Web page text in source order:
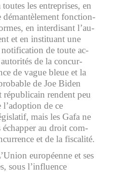
les en­tre­prises, en
dé­man­tè­le­ment fonc­tion­
en in­ter­di­sant l’au­
et en ins­ti­tuant une
de toute ac­
de la concur­
de vague bleue et la
de Joe Biden
ré­pu­bli­cain rendent peu
l’adop­tion de ce
mais les Gafa ne
au droit com­
et de la fis­ca­lité.
eu­ro­péenne et ses
sous l’in­fluence